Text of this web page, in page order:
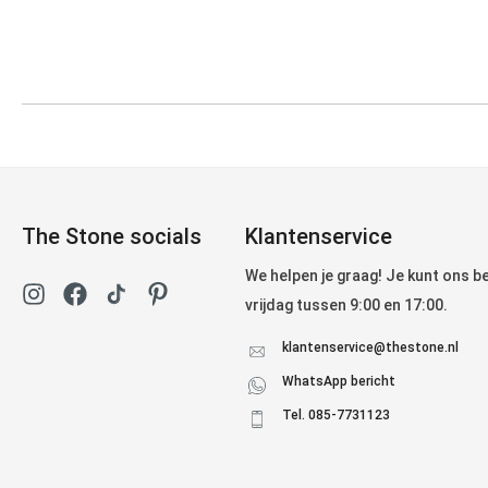
The Stone socials Klantenservice
We helpen je graag! Je kunt ons
vrijdag tussen 9:00 en 17:00.
klantenservice@thestone.nl
WhatsApp bericht
Tel. 085-7731123